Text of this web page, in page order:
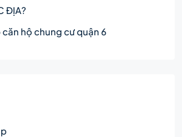
ĐỊA?
hộ chung cư quận 6